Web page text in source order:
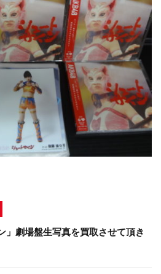
」劇場盤生写真を買取させて頂き